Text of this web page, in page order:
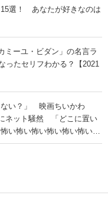
15選！ あなたが好きなのは
ミーユ・ビダン」の名言ラ
たセリフわかる？【2021
ない？」 映画ちいかわ
ネット騒然 「どこに置い
い怖い怖い怖い怖い怖い怖